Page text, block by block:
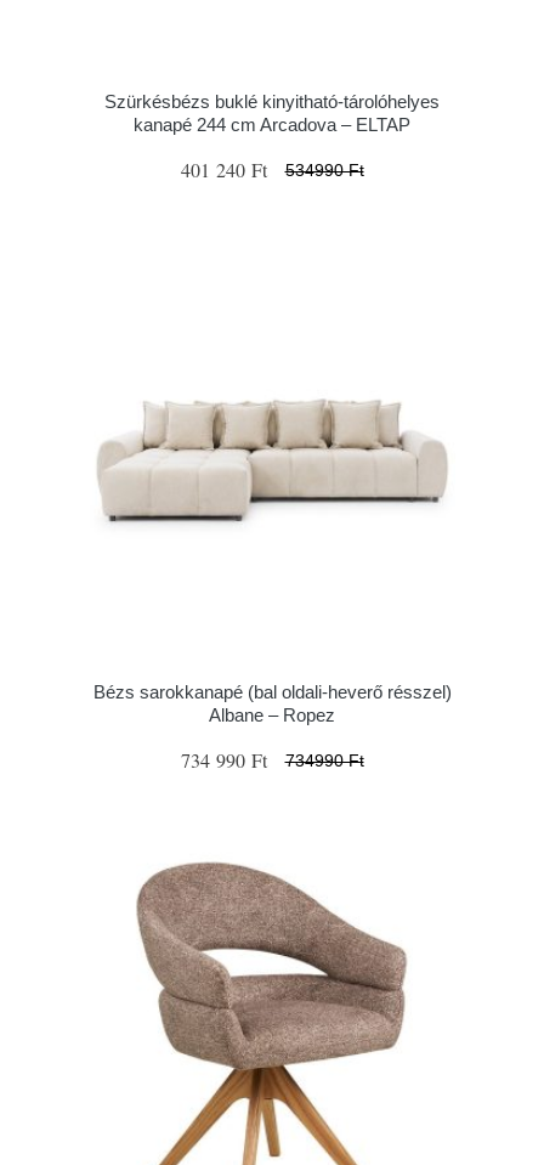
Szürkésbézs buklé kinyitható-tárolóhelyes
kanapé 244 cm Arcadova – ELTAP
401 240 Ft 534990 Ft
Bézs sarokkanapé (bal oldali-heverő résszel)
Albane – Ropez
734 990 Ft 734990 Ft